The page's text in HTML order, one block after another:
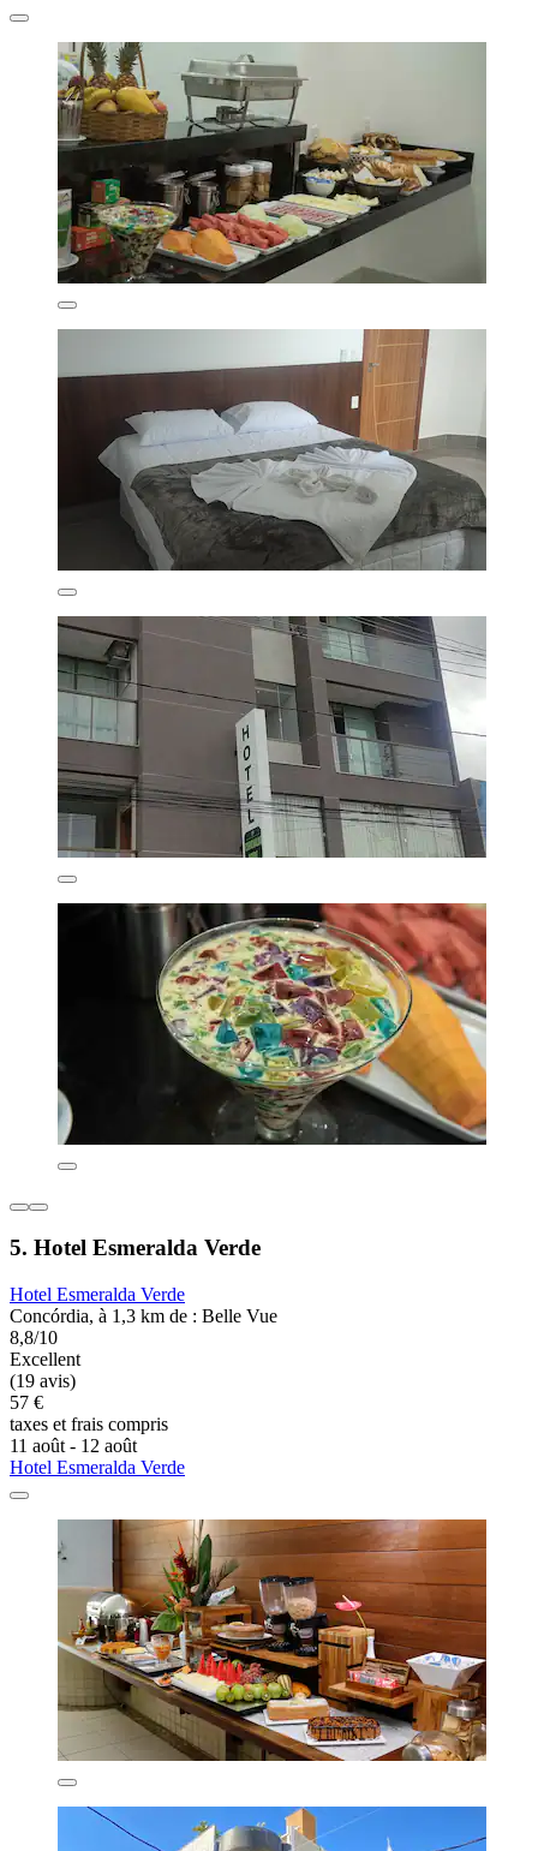
5. Hotel Esmeralda Verde
Hotel Esmeralda Verde
Concórdia, à 1,3 km de : Belle Vue
8,8/10
Excellent
(19 avis)
57 €
taxes et frais compris
11 août - 12 août
Hotel Esmeralda Verde